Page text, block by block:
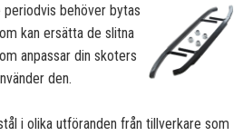
periodvis behöver bytas
kan ersätta de slitna
anpassar din skoters
den.
i olika utföranden från tillverkare som